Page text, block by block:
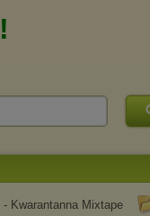
- Kwarantanna Mixtape